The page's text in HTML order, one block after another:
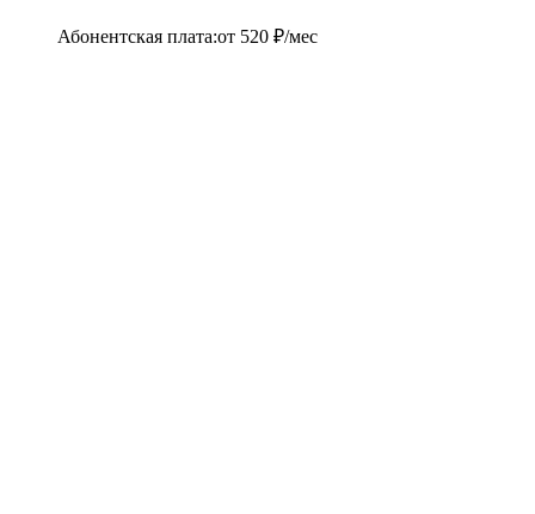
Абонентская плата:от 520 ₽/мес